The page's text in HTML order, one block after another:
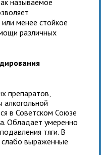
менее стойкое
различных
препаратов,
в Советском Союзе
Обладает умеренно
тяги. В
слабо выраженные